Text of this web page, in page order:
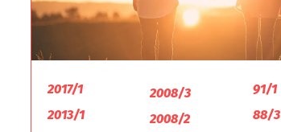
2017/1
2013/1
2008/3
2008/2
91/1
88/3